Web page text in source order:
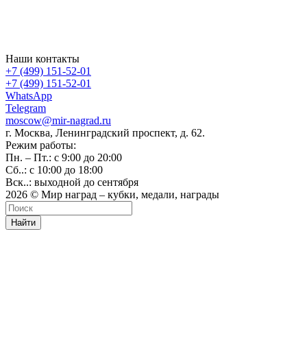
Наши контакты
+7 (499) 151-52-01
+7 (499) 151-52-01
WhatsApp
Telegram
moscow@mir-nagrad.ru
г. Москва, Ленинградский проспект, д. 62.
Режим работы:
Пн. – Пт.: с 9:00 до 20:00
Сб..: с 10:00 до 18:00
Вск..: выходной до сентября
2026 © Мир наград – кубки, медали, награды
Найти